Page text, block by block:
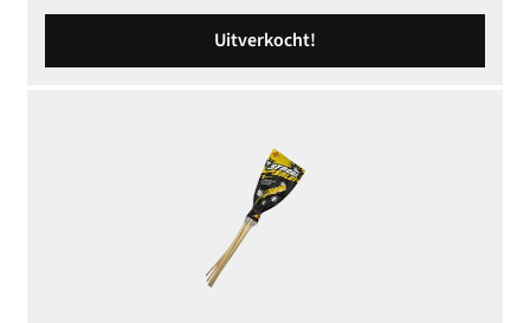
Uitverkocht!